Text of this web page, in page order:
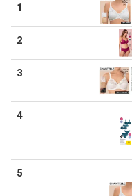
1
2
3
4
5